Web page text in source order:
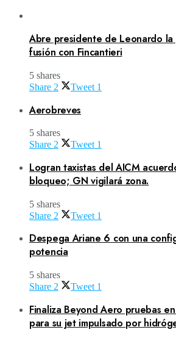
Abre presidente de Leonardo
fusión con Fincantieri
5 shares
Share 2 Tweet 1
Aerobreves
5 shares
Share 2 Tweet 1
Logran taxistas del AICM
bloqueo; GN vigilará zona.
5 shares
Share 2 Tweet 1
Despega Ariane 6 con una
potencia
5 shares
Share 2 Tweet 1
Finaliza Beyond Aero pruebas
para su jet impulsado por